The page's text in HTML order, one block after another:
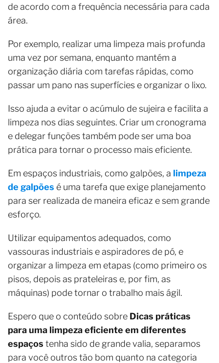
de acordo com a frequência necessária para cada
área.
Por exemplo, realizar uma limpeza mais profunda
uma vez por semana, enquanto mantém a
organização diária com tarefas rápidas, como
passar um pano nas superfícies e organizar o lixo.
Isso ajuda a evitar o acúmulo de sujeira e facilita a
limpeza nos dias seguintes. Criar um cronograma
e delegar funções também pode ser uma boa
prática para tornar o processo mais eficiente.
Em espaços industriais, como galpões, a limpeza
de galpões é uma tarefa que exige planejamento
para ser realizada de maneira eficaz e sem grande
esforço.
Utilizar equipamentos adequados, como
vassouras industriais e aspiradores de pó, e
organizar a limpeza em etapas (como primeiro os
pisos, depois as prateleiras e, por fim, as
máquinas) pode tornar o trabalho mais ágil.
Espero que o conteúdo sobre Dicas práticas
para uma limpeza eficiente em diferentes
espaços tenha sido de grande valia, separamos
para você outros tão bom quanto na categoria